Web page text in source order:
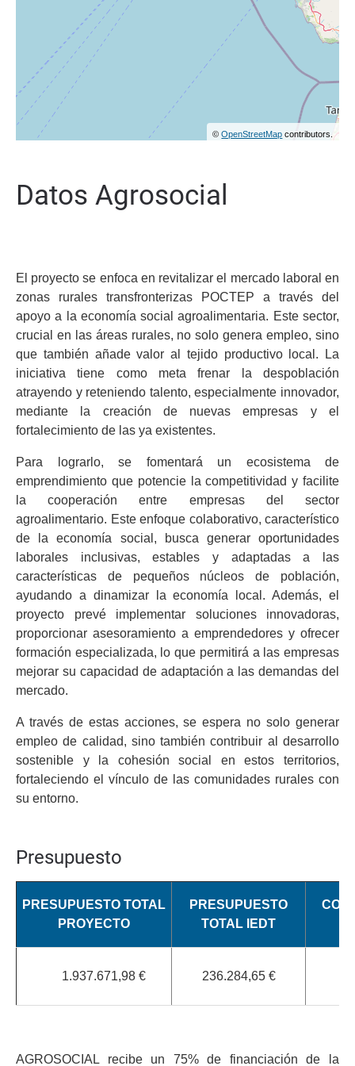
©OpenStreetMap contributors.
Datos Agrosocial
El proyecto se enfoca en revitalizar el mercado laboral en
zonas rurales transfronterizas POCTEP a través del
apoyo a la economía social agroalimentaria. Este sector,
crucial en las áreas rurales, no solo genera empleo, sino
que también añade valor al tejido productivo local. La
iniciativa tiene como meta frenar la despoblación
atrayendo y reteniendo talento, especialmente innovador,
mediante la creación de nuevas empresas y el
fortalecimiento de las ya existentes.
Para lograrlo, se fomentará un ecosistema de
emprendimiento que potencie la competitividad y facilite
la cooperación entre empresas del sector
agroalimentario. Este enfoque colaborativo, característico
de la economía social, busca generar oportunidades
laborales inclusivas, estables y adaptadas a las
características de pequeños núcleos de población,
ayudando a dinamizar la economía local. Además, el
proyecto prevé implementar soluciones innovadoras,
proporcionar asesoramiento a emprendedores y ofrecer
formación especializada, lo que permitirá a las empresas
mejorar su capacidad de adaptación a las demandas del
mercado.
A través de estas acciones, se espera no solo generar
empleo de calidad, sino también contribuir al desarrollo
sostenible y la cohesión social en estos territorios,
fortaleciendo el vínculo de las comunidades rurales con
su entorno.
Presupuesto
PRESUPUESTO TOTAL
PROYECTO
PRESUPUESTO
TOTAL IEDT
1.937.671,98 € 236.284,65 €
AGROSOCIAL recibe un 75% de financiación de la